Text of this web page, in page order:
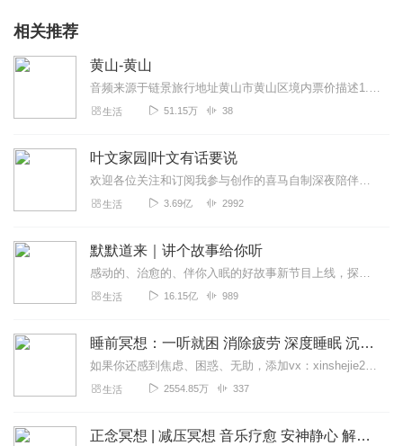
相关推荐
黄山-黄山
音频来源于链景旅行地址黄山市黄山区境内票价描述1.景区：淡季120元、旺季230元2.云谷索道：淡季65元、旺季80元3.玉屏索道：淡季65元、旺季...
生活 51.15万 38
叶文家园|叶文有话要说
欢迎各位关注和订阅我参与创作的喜马自制深夜陪伴谈话栏目《听你说·百态人声》【听你说·百态人声】每晚直播连线真实人间故事|叶文现场互动中|人间冷暖，抱团取暖每周...
生活 3.69亿 2992
默默道来｜讲个故事给你听
感动的、治愈的、伴你入眠的好故事新节目上线，探索现实世界的无尽魅力，追求对生活的真实记录《听见人间真相》（点击名称，直达专辑）网易人间故事集持续更新中，邀您关注...
生活 16.15亿 989
睡前冥想：一听就困 消除疲劳 深度睡眠 沉浸体验
如果你还感到焦虑、困惑、无助，添加vx：xinshejie2018、vx公众号：宣萱心伴，与主播宣萱开启心灵交流之旅，共建温暖的精神家园！如果你喜欢我的内容，请...
生活 2554.85万 337
正念冥想 | 减压冥想 音乐疗愈 安神静心 解郁降噪